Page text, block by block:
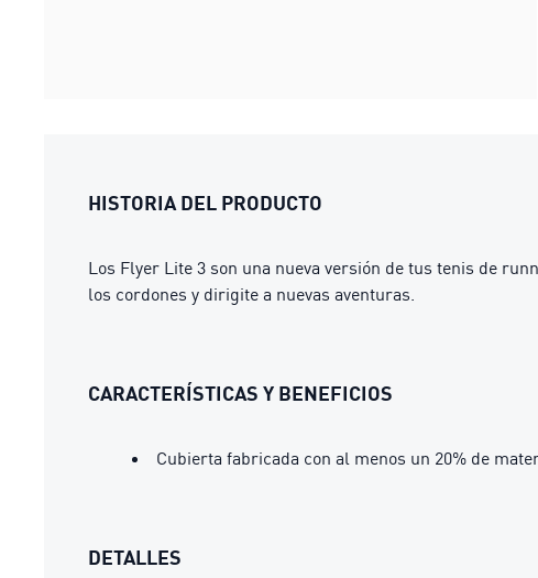
HISTORIA DEL PRODUCTO
Los Flyer Lite 3 son una nueva versión de tus tenis de
los cordones y dirigite a nuevas aventuras.
CARACTERÍSTICAS Y BENEFICIOS
Cubierta fabricada con al menos un 20% de
DETALLES